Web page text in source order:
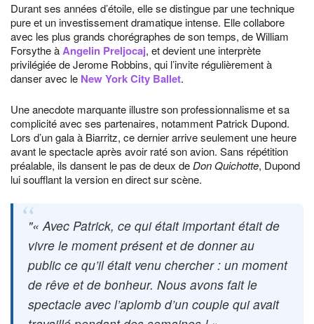
Durant ses années d’étoile, elle se distingue par une technique
pure et un investissement dramatique intense. Elle collabore
avec les plus grands chorégraphes de son temps, de William
Forsythe àAngelin Preljocaj, et devient une interprète
privilégiée de Jerome Robbins, qui l’invite régulièrement à
danser avec le New York City Ballet.
Une anecdote marquante illustre son professionnalisme et sa
complicité avec ses partenaires, notamment Patrick Dupond.
Lors d’un gala à Biarritz, ce dernier arrive seulement une heure
avant le spectacle après avoir raté son avion. Sans répétition
préalable, ils dansent le pas de deux de Don Quichotte, Dupond
lui soufflant la version en direct sur scène.
« Avec Patrick, ce qui était important était de
vivre le moment présent et de donner au
public ce qu’il était venu chercher : un moment
de rêve et de bonheur. Nous avons fait le
spectacle avec l’aplomb d’un couple qui avait